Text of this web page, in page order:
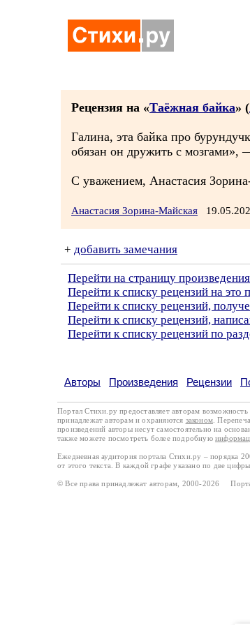
Рецензия на «Таёжная байка» (
Галина, эта байка про
обязан он дружить с мозгами»,
С уважением, Анастасия
Анастасия Зорина-Майская
+ добавить замечания
Перейти на страницу произведения
Перейти к списку рецензий на это
Перейти к списку рецензий,
Перейти к списку рецензий,
Перейти к списку рецензий по
Авторы Произведения Рецензии
Портал Стихи.ру предоставляет авторам
принадлежат авторам и охраняются законом .
произведений авторы несут самостоятельно на
также можете посмотреть более подробную
Ежедневная аудитория портала Стихи.ру – порядка
от этого текста. В каждой графе указано по две
© Все права принадлежат авторам, 2000-2026